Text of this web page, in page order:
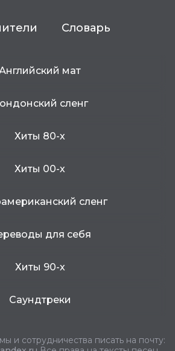
Словарь
мат
сленг
Хиты 80-х
Хиты 00-х
сленг
для себя
Хиты 90-х
Саундтреки
и сотрудничества писать на почту: